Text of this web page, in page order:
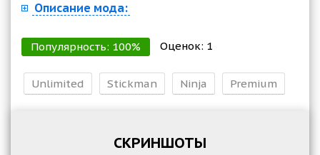
Описание мода:
Популярность: 100% Оценок: 1
Unlimited Stickman Ninja Premium
СКРИНШОТЫ